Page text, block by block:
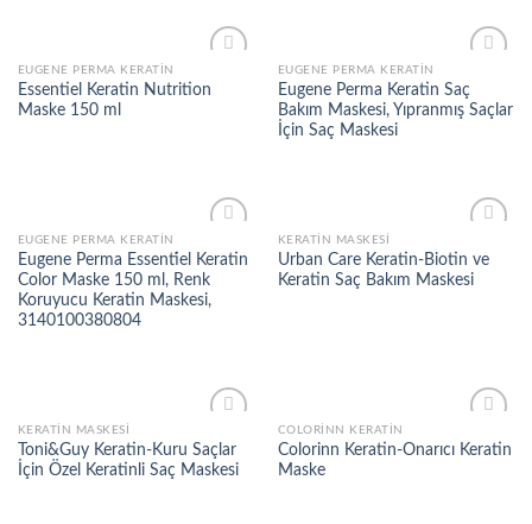
wishlist
EUGENE PERMA KERATIN
Essentiel Keratin Nutrition
Maske 150 ml
wishlist
EUGENE PERMA KERATIN
Eugene Perma Keratin Saç
Bakım Maskesi, Yıpranmış Saçlar
İçin Saç Maskesi
Add to
wishlist
EUGENE PERMA KERATIN
Eugene Perma Essenti̇el Keratin
Color Maske 150 ml, Renk
Koruyucu Keratin Maskesi,
3140100380804
wishlist
KERATIN MASKESI
Urban Care Keratin-Biotin ve
Keratin Saç Bakım Maskesi
Add to
wishlist
KERATIN MASKESI
Toni&Guy Keratin-Kuru Saçlar
İçin Özel Keratinli Saç Maskesi
Add to
wishlist
COLORINN KERATIN
Colorinn Keratin-Onarıcı Keratin
Maske